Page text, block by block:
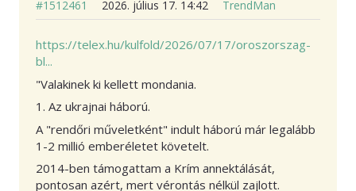
#1512461 2026. július 17. 14:42 TrendMan
https://telex.hu/kulfold/2026/07/17/oroszorszag-
bl...
"Valakinek ki kellett mondania.
1. Az ukrajnai háború.
A "rendőri műveletként" indult háború már legalább
1-2 millió emberéletet követelt.
2014-ben támogattam a Krím annektálását,
pontosan azért, mert vérontás nélkül zajlott.